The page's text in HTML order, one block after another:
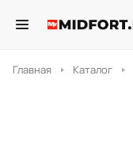
Главная Каталог